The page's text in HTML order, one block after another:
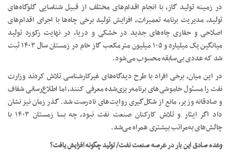
در زمینه تولید گاز، با انجام اقدام‌های مختلف از قبیل شناسایی گلوگاه‌های
تولید، مدیریت برنامه تعمیرات، افزایش تولید برخی چاه‌ها با اجرای اقدام‌های
اصلاحی و حفاری چاه‌های جدید در خشکی و دریا، در نهایت رکورد تولید
میانگین یک میلیارد و ۱۰۵ میلیون مترمکعب گاز خام در زمستان سال ۱۴۰۳ ثبت
شد که عددی بی‌سابقه محسوب می‌شود.
در این میان، برخی افراد با طرح دیدگاه‌های غیرکارشناسی تلاش کردند وزارت
نفت را مسئول خاموشی‌های برنامه‌ریزی‌شده معرفی کنند، اما اطلاع‌رسانی شفاف
و صادقانه وزیر، مانع از شکل‌گیری روایت‌های نادرست شد. گذر زمان نیز نشان
داد اگر ایثار و تلاش کارکنان صنعت نفت نبود، چه بسا زمستان ۱۴۰۳ با
چالش‌های به‌مراتب بیشتری همراه می‌شد.
وعده صادق این بار در عرصه صنعت نفت/ تولید چگونه افزایش یافت؟